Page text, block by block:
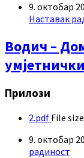
9. октобар
Наставак
Водич –
Прилози
2.pdf File
9. октобар
радиност